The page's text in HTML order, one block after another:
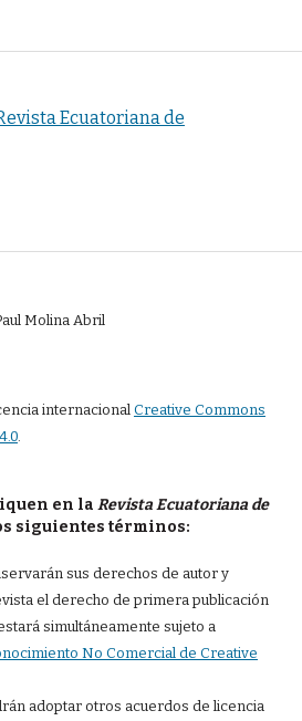
Ecuatoriana de
Molina Abril
internacional Creative Commons
.
en la Revista Ecuatoriana de
siguientes términos:
sus derechos de autor y
el derecho de primera publicación
simultáneamente sujeto a
No Comercial de Creative
adoptar otros acuerdos de licencia